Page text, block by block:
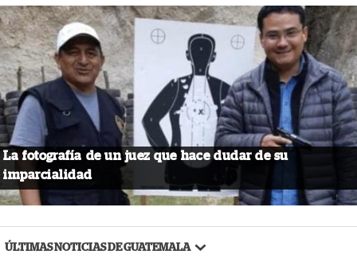
La fotografía de un juez que hace dudar de su
imparcialidad
ÚLTIMAS NOTICIAS DE GUATEMALA